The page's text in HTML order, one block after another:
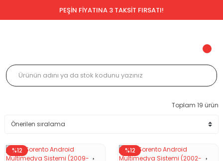
PEŞİN FİYATINA 3 TAKSİT FIRSATI!
Toplam 19 ürün
%12 %12